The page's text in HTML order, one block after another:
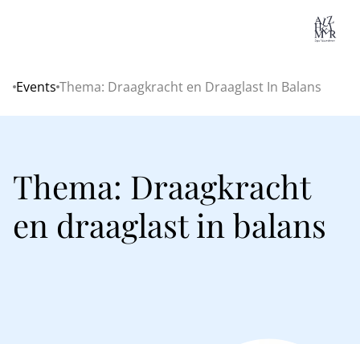
Home
Events Thema: Draagkracht en Draaglast In Balans
Thema: Draagkracht
en draaglast in balans